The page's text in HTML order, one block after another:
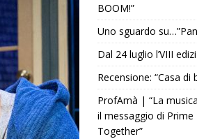
BOOM!”
Uno sguardo
Dal 24 luglio l’VIII
Recensione: “Casa di
ProfAmà | “La
il messaggio di Prime
Together”